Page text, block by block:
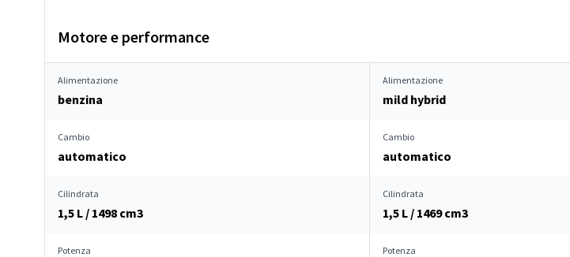
Motore e performance
Alimentazione
benzina
Alimentazione
mild hybrid
Cambio
automatico
Cambio
automatico
Cilindrata
1,5 L / 1498 cm3
Cilindrata
1,5 L / 1469 cm3
Potenza Potenza